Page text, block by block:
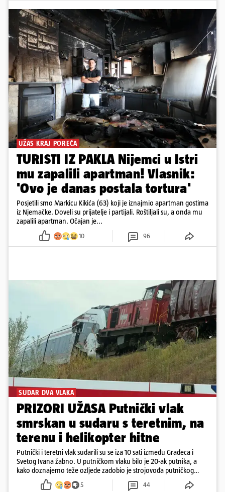
UŽAS KRAJ POREČA
TURISTI IZ PAKLA Nijemci u Istri
mu zapalili apartman! Vlasnik:
'Ovo je danas postala tortura'
Posjetili smo Markicu Kikića (63) koji je iznajmio apartman gostima
iz Njemačke. Doveli su prijatelje i partijali. Roštiljali su, a onda mu
zapalili apartman. Očajan je...
10 96
SUDAR DVA VLAKA
PRIZORI UŽASA Putnički vlak
smrskan u sudaru s teretnim, na
terenu i helikopter hitne
Putnički i teretni vlak sudarili su se iza 10 sati između Gradeca i
Svetog Ivana žabno. U putničkom vlaku bilo je 20-ak putnika, a
kako doznajemo teže ozljede zadobio je strojovođa putničkog
vlaka. Zatvoren je promet, a fotoreporteri Prigorskog objavili su
prve snimke s mjesta sudara
5 44